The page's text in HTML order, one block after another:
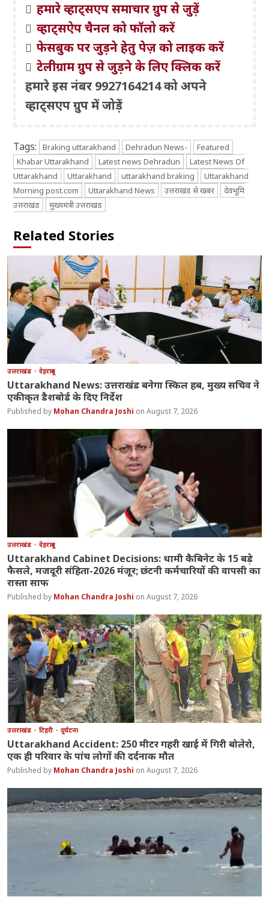
हमारे व्हाट्सएप समाचार ग्रुप से जुड़ें
व्हाट्सऐप चैनल को फॉलो करें
फेसबुक पर जुड़ने हेतु पेज़ को लाइक करें
टेलीग्राम ग्रुप से जुड़ने के लिए क्लिक करें
हमारे इस नंबर 9927164214 को अपने
व्हाट्सएप ग्रुप में जोड़ें
Tags: Braking uttarakhand Dehradun News-
Featured
Khabar Uttarakhand
Latest news Dehradun
Latest News Of
Uttarakhand
Uttarakhand uttarakhand braking
Uttarakhand
Morning post.com
Uttarakhand News उत्तराखंड से खबर
देवभूमि
उत्तराखंड
मुख्यमंत्री उत्तराखंड
Related Stories
उत्तराखंड देहरादून
Uttarakhand News: उत्तराखंड बनेगा स्किल हब, मुख्य सचिव ने
एकीकृत डैशबोर्ड के दिए निर्देश
Mohan Chandra Joshi August 7, 2026
उत्तराखंड देहरादून
Uttarakhand Cabinet Decisions: धामी कैबिनेट के 15 बड़े
फैसले, मजदूरी संहिता-2026 मंजूर; छंटनी कर्मचारियों की वापसी का
रास्ता साफ
Mohan Chandra Joshi August 7, 2026
उत्तराखंड टिहरी दुर्घटना
Uttarakhand Accident: 250 मीटर गहरी खाई में गिरी बोलेरो,
एक ही परिवार के पांच लोगों की दर्दनाक मौत
Mohan Chandra Joshi August 7, 2026